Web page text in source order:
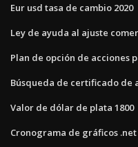
Eur usd tasa de cambio 2020
Ley de ayuda al ajuste
Plan de opción de acciones
Búsqueda de certificado de
Valor de dólar de plata 1800
Cronograma de gráficos .net